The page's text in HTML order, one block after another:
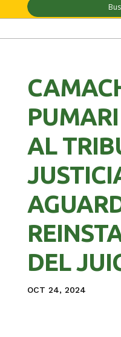
AL
DEL
OCT 24, 2024